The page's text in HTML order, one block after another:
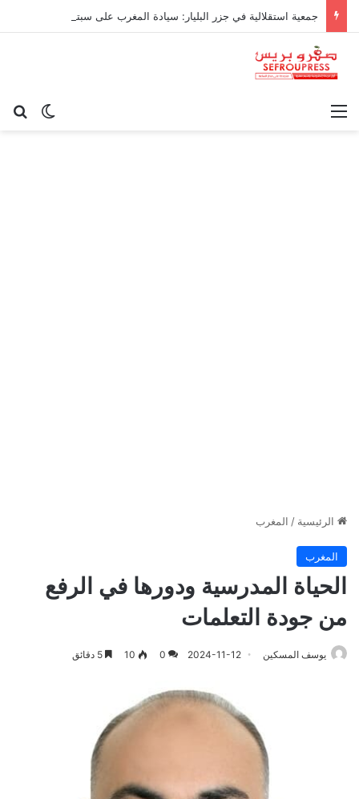
الوضع القائمة
الرئيسية / المغرب
المغرب
الحياة المدرسية ودورها في الرفع
من جودة التعلمات
يوسف المسكين 2024-11-12
0
10